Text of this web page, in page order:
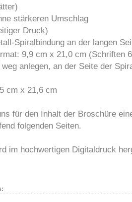
stärkeren Umschlag
Druck)
Spiralbindung an der langen
9,9 cm x 21,0 cm (Schriften
anlegen, an der Seite der
cm x 21,6 cm
für den Inhalt der Broschüre
folgenden Seiten.
im hochwertigen Digitaldruck